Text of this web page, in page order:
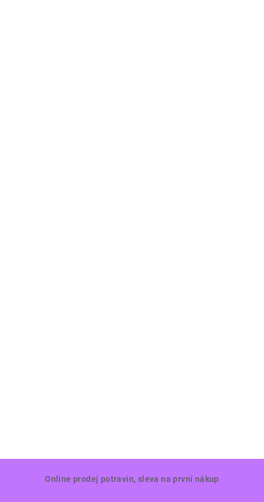
Online prodej potravin, sleva na první nákup